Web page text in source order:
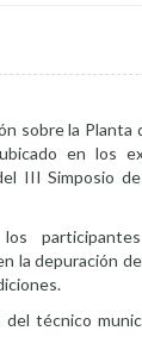
sobre la Planta
en los
III Simposio
la depuración
técnico